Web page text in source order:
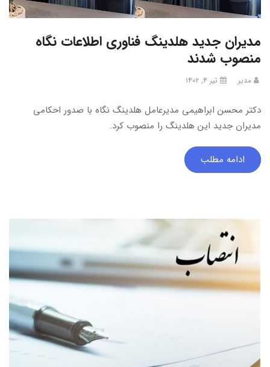
مدیران جدید هلدینگ فناوری اطلاعات نگاه
منصوب شدند
مدیر تیر ۴, ۱۴۰۲
دکتر محسن ابراهیمی مدیرعامل هلدینگ نگاه با صدور احکامی
مدیران جدید این هلدینگ را منصوب کرد.
ادامه مطلب